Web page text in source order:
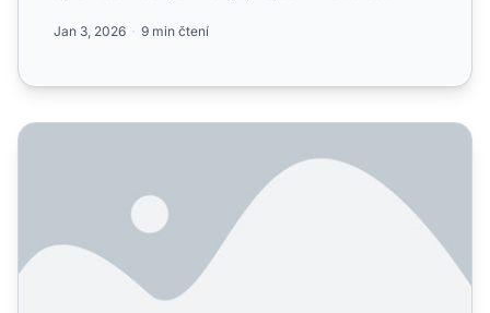
Jan 3, 2026 9 min čtení
Mám povolit GPTBot a další AI crawlery? Právě jsem